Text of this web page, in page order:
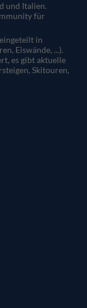
und Italien.
für
in
Eiswände, ...).
es gibt aktuelle
Skitouren,